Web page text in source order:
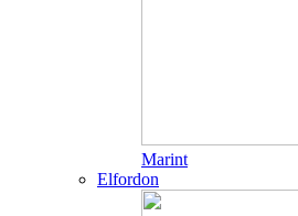
Marint
Elfordon